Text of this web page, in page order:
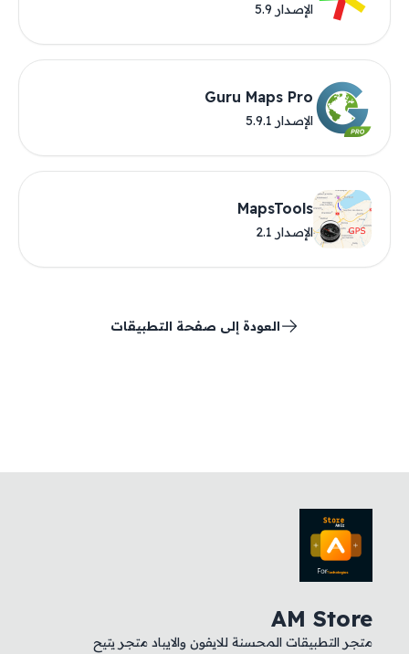
الإصدار 5.9
Guru Maps Pro
الإصدار 5.9.1
MapsTools
الإصدار 2.1
العودة إلى صفحة التطبيقات
AM Store
متجر التطبيقات المحسنة للايفون والايباد متجر يتيح